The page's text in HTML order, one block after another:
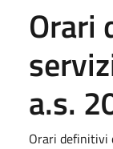
Orari
a.s.
Orari